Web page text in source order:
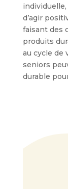
d’agir
faisant des
produits
au cycle de
seniors
durable